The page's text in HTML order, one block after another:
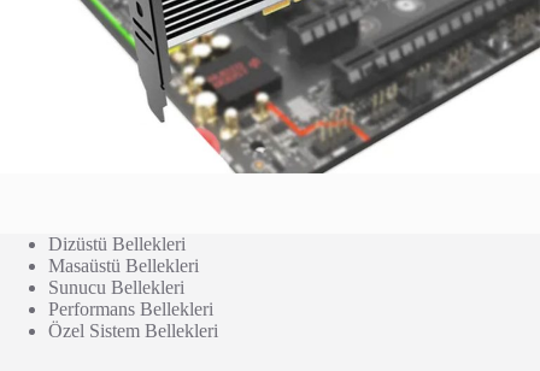
Dizüstü Bellekleri
Masaüstü Bellekleri
Sunucu Bellekleri
Performans Bellekleri
Özel Sistem Bellekleri